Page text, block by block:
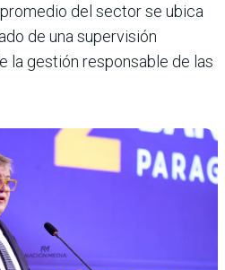
del sector se ubica
de una supervisión
la gestión responsable de las